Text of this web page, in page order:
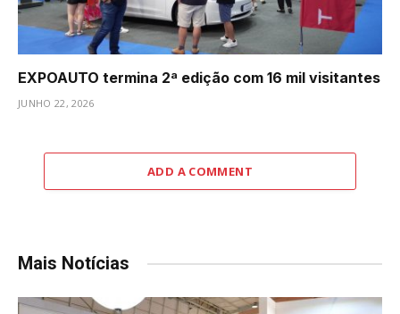
EXPOAUTO termina 2ª edição com 16 mil visitantes
JUNHO 22, 2026
ADD A COMMENT
Mais Notícias